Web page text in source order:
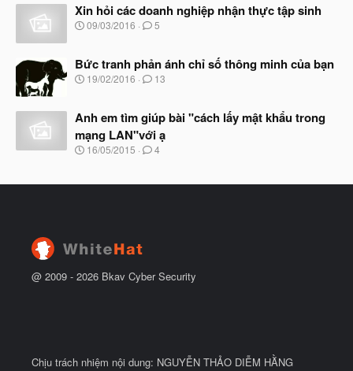
đ
ầ
à
y
b
t
đ
ầ
Xin hỏi các doanh nghiệp nhận thực tập sinh
N
y
b
ắ
đ
ầ
u
09/03/2016 5
Bức tranh phản ánh chỉ số thông minh của bạn
N
y
ắ
t
19/02/2016 13
Anh em tìm giúp bài "cách lấy mật khẩu trong
mạng LAN"với ạ
N
y
ầ
16/05/2015 4
@ 2009 - 2026 Bkav Cyber Security
Chịu trách nhiệm nội dung: NGUYỄN THẢO DIỄM HẰNG